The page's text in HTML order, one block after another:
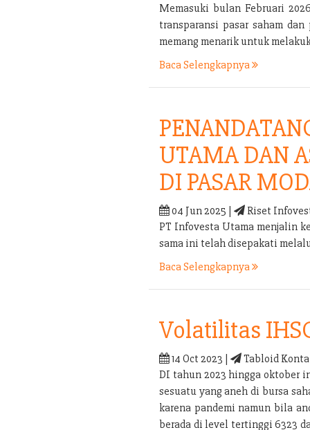
Memasuki bulan Februari
transparansi pasar saham
memang menarik untuk
Baca Selengkapnya
UTAMA DAN
DI PASAR
04 Jun 2025 |
Riset
PT Infovesta Utama menjalin
sama ini telah disepakati
Baca Selengkapnya
Volatilitas
14 Oct 2023 |
Tabloid
DI tahun 2023 hingga oktober
sesuatu yang aneh di bursa
karena pandemi namun bila
berada di level tertinggi 6323